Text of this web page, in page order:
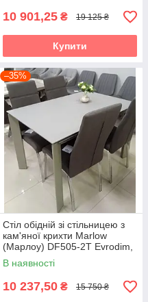
10 901,25 ₴ 19 125 ₴
Купити
–35%
Стіл обідній зі стільницею з
кам'яної крихти Marlow
(Марлоу) DF505-2T Evrodim,
Stone9/Gray
В наявності
10 237,50 ₴ 15 750 ₴